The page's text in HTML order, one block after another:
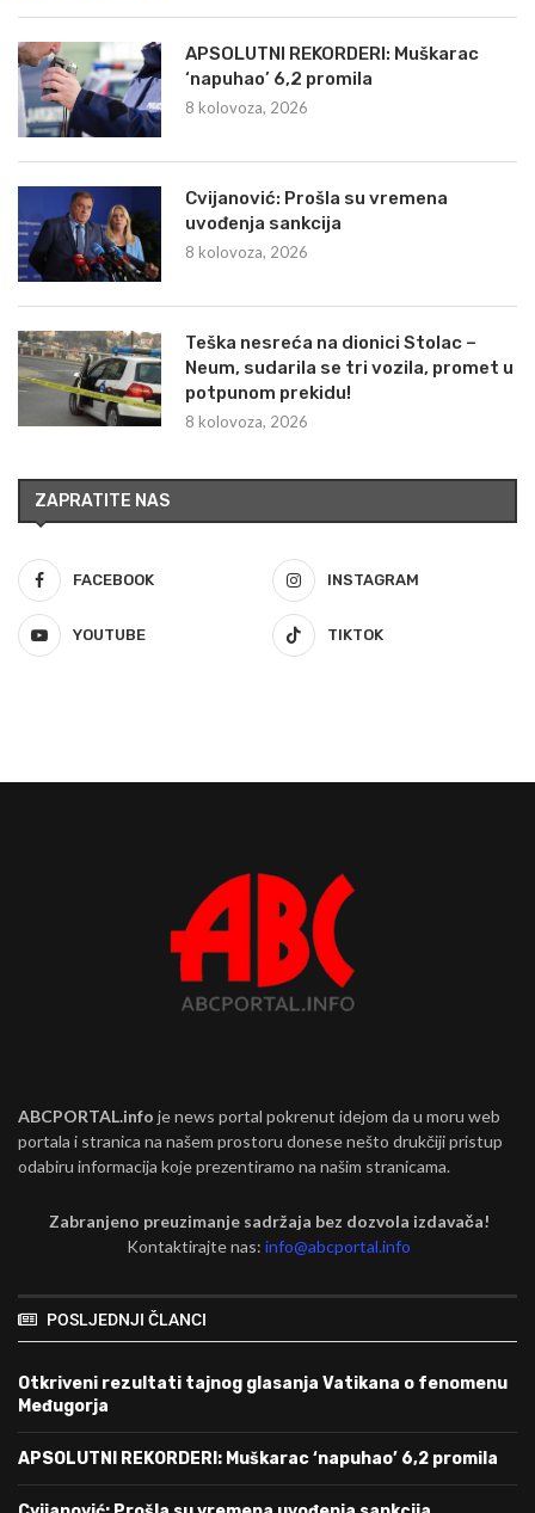
APSOLUTNI REKORDERI: Muškarac
‘napuhao’ 6,2 promila
8 kolovoza, 2026
Cvijanović: Prošla su vremena
uvođenja sankcija
8 kolovoza, 2026
Teška nesreća na dionici Stolac –
Neum, sudarila se tri vozila, promet u
potpunom prekidu!
8 kolovoza, 2026
ZAPRATITE NAS
FACEBOOK INSTAGRAM
YOUTUBE TIKTOK
ABCPORTAL.info je news portal pokrenut idejom da u moru web
portala i stranica na našem prostoru donese nešto drukčiji pristup
odabiru informacija koje prezentiramo na našim stranicama.
Zabranjeno preuzimanje sadržaja bez dozvola izdavača!
Kontaktirajte nas:info@abcportal.info
POSLJEDNJI ČLANCI
Otkriveni rezultati tajnog glasanja Vatikana o fenomenu
Međugorja
APSOLUTNI REKORDERI: Muškarac ‘napuhao’ 6,2 promila